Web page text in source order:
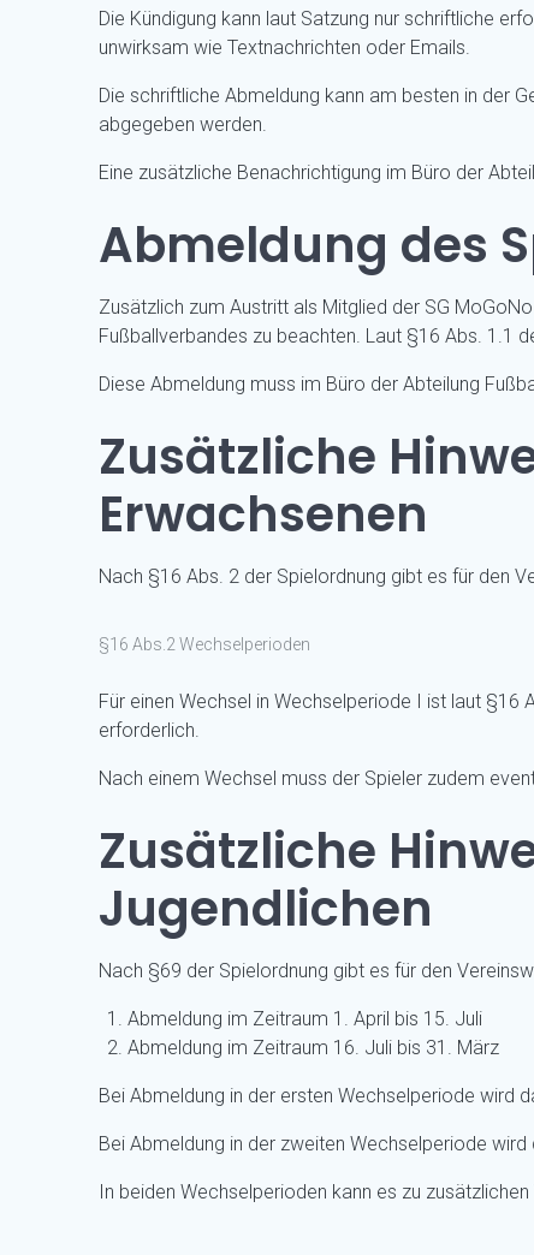
Die Kündigung kann laut Satzung nur schriftliche
unwirksam wie Textnachrichten oder Emails.
Die schriftliche Abmeldung kann am besten in der
abgegeben werden.
Eine zusätzliche Benachrichtigung im Büro der
Abmeldung des
Zusätzlich zum Austritt als Mitglied der SG
Fußballverbandes zu beachten. Laut §16 Abs. 1.1
Diese Abmeldung muss im Büro der Abteilung
Zusätzliche
Erwachsenen
Nach §16 Abs. 2 der Spielordnung gibt es für den
§16 Abs.2 Wechselperioden
Für einen Wechsel in Wechselperiode I ist laut
erforderlich.
Nach einem Wechsel muss der Spieler zudem
Zusätzliche
Jugendlichen
Nach §69 der Spielordnung gibt es für den
Abmeldung im Zeitraum 1. April bis 15. Juli
Abmeldung im Zeitraum 16. Juli bis 31. März
Bei Abmeldung in der ersten Wechselperiode wird
Bei Abmeldung in der zweiten Wechselperiode
In beiden Wechselperioden kann es zu